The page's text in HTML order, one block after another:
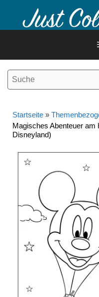
Inhalt
Startseite »
Magisches Abenteuer
Disneyland)